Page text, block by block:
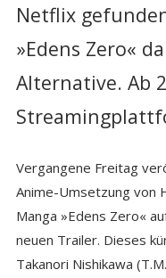
Netflix
»Edens Zero«
Alternative. Ab
Vergangene Freitag
Anime-Umsetzung von
Manga »Edens Zero«
neuen Trailer. Dieses
Takanori Nishikawa